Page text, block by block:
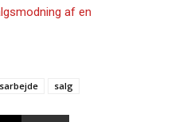
af en
salg